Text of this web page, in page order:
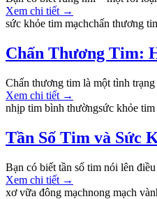
Xem chi tiết →
sức khỏe tim mạchchấn thương
Chấn Thương Tim:
Chấn thương tim là một tình
Xem chi tiết →
nhịp tim bình thườngsức khỏe tim
Tần Số Tim và Sức
Bạn có biết tần số tim nói lên
Xem chi tiết →
xơ vữa đông mạchnong mạch